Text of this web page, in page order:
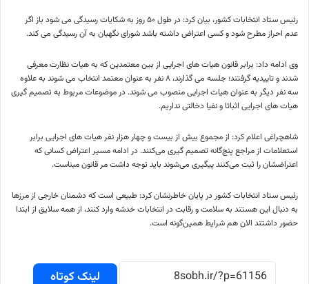
رئیس ستاد انتخابات کشور، بیان کرد: در طول ۵۰ روز به شکایات رسیدگی می شود باز اگر
عدم احراز مطرح شود و کسی اعتراض داشته باشد شورای نگهبان به آن رسیدگی می کند.
وی ادامه داد: برابر قانون هیات های اجرایی از بین معتمدین که به هیات نظارت معرفی
شدند و تاییدیه گرفتند؛ جلسه می گذارند، ۸ نفر به عنوان معتمد انتخاب می شوند به علاوه
سه نفر دیگر به عنوان هیات اجرایی منصوب می شوند. در موضوعات مربوط به تصمیم گیری
هیات های اجرایی اثباتا و نفیا دخالتی نداریم.
شاهچراغی اعلام کرد:‌ از مجموع بیش از بیست و چهار هزار نفر هیات های اجرایی برابر
استعلامات از مراجع پنج‌گانه تصمیم گیری می‌کنند. در ادامه مسیر اعتراض کسانی که
اعتراضشان را ثبت می‌کنند پیگیری می‌شوند باید توجه داشت مر قانون مبناست.
رئیس ستاد انتخابات کشور در پایان خاطرنشان کرد: طبیعی است که دشمنان خارجی از مرزها
به دنبال این هستند به سلامت و رقابت در انتخابات خدشه وارد کنند، از همه سلایق از ابتدا
حضور داشتند الان هم شرایط همین‌گونه است.
لینک کوتاه